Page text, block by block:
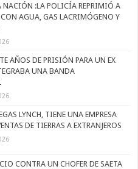
NACIÓN :LA POLICÍA REPRIMIÓ A
AGUA, GAS LACRIMÓGENO Y
AÑOS DE PRISIÓN PARA UN EX
UNA BANDA
LYNCH, TIENE UNA EMPRESA
DE TIERRAS A EXTRANJEROS
CONTRA UN CHOFER DE SAETA